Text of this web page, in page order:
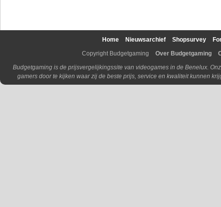
Home Nieuwsarchief Shopsurvey
Copyright Budgetgaming
Over Budgetgaming
Budgetgaming is de prijsvergelijkingssite van videogames in de Benelux.
gamers door te kijken waar zij de beste prijs, service en kwaliteit kunnen